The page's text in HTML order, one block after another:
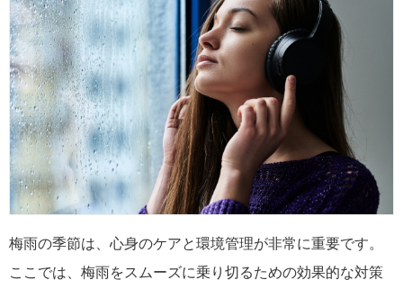
梅雨の季節は、心身のケアと環境管理が非常に重要です。
ここでは、梅雨をスムーズに乗り切るための効果的な対策